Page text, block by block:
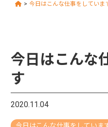
> 今日はこんな仕事をしていま
今日はこんな
す
2020.11.04